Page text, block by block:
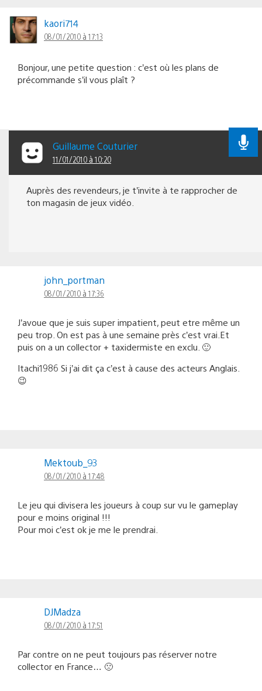
kaori714
08/01/2010 à 17:13
Bonjour, une petite question : c’est où les plans de
précommande s’il vous plaît ?
Guillaume Couturier
11/01/2010 à 10:20
Auprès des revendeurs, je t’invite à te rapprocher de
ton magasin de jeux vidéo.
john_portman
08/01/2010 à 17:36
J’avoue que je suis super impatient, peut etre même un
peu trop. On est pas à une semaine près c’est vrai.Et
puis on a un collector + taxidermiste en exclu. 🙂
Itachi1986 Si j’ai dit ça c’est à cause des acteurs Anglais.
😉
Mektoub_93
08/01/2010 à 17:48
Le jeu qui divisera les joueurs à coup sur vu le gameplay
pour e moins original !!!
Pour moi c’est ok je me le prendrai.
DJMadza
08/01/2010 à 17:51
Par contre on ne peut toujours pas réserver notre
collector en France… 🙁